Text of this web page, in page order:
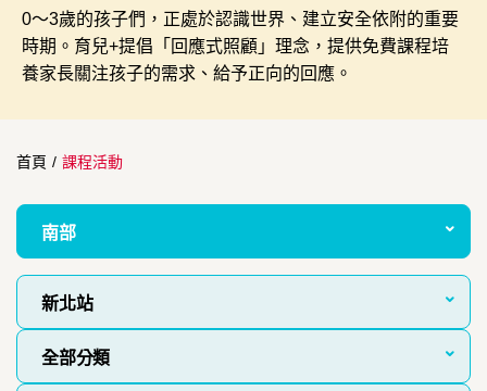
0～3歲的孩子們，正處於認識世界、建立安全依附的重要
時期。育兒+提倡「回應式照顧」理念，提供免費課程培
養家長關注孩子的需求、給予正向的回應。
首頁 / 課程活動
南部
新北站
全部分類